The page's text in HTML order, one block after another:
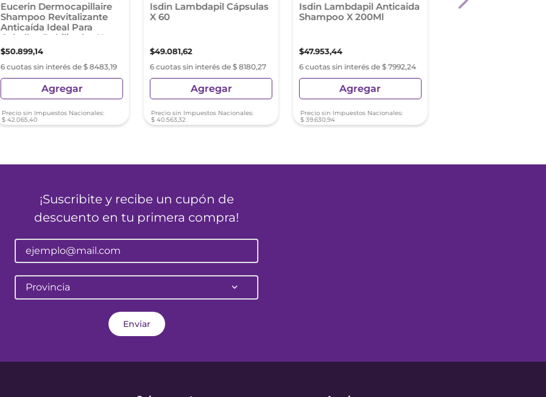
Eucerin Dermocapillaire
Shampoo Revitalizante
Anticaída Ideal Para
Cabellos Debilitados X
250 Ml
$50.899,14
6 cuotas sin interés de $ 8483,19
Agregar
Precio sin Impuestos Nacionales:
$ 42.065,40
Isdin Lambdapil Cápsulas
X 60
$49.081,62
6 cuotas sin interés de $ 8180,27
Agregar
Precio sin Impuestos Nacionales:
$ 40.563,32
Isdin Lambdapil Anticaida
Shampoo X 200Ml
$47.953,44
6 cuotas sin interés de $ 7992,24
Agregar
Precio sin Impuestos Nacionales:
$ 39.630,94
Alsora Champú
¡Suscribite y recibe un cupón de
descuento en tu primera compra!
Provincia
Enviar